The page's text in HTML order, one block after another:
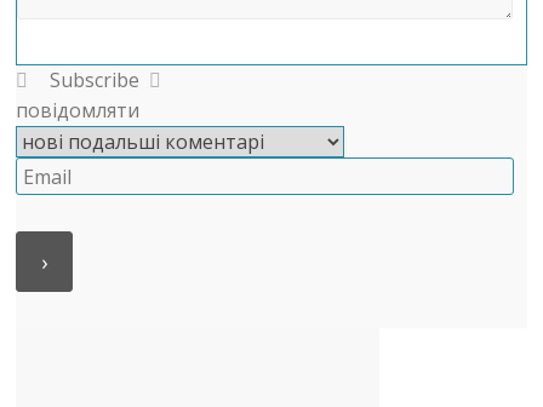
Subscribe
повідомляти